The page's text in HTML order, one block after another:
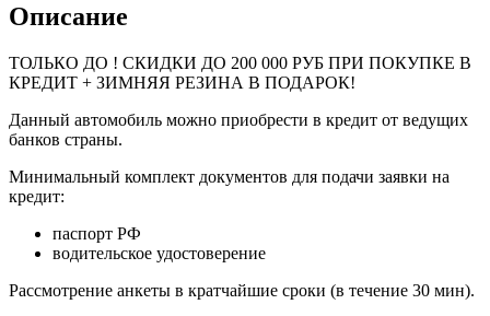
Описание
ТОЛЬКО ДО ! СКИДКИ ДО 200 000 РУБ ПРИ ПОКУПКЕ В
КРЕДИТ + ЗИМНЯЯ РЕЗИНА В ПОДАРОК!
Данный автомобиль можно приобрести в кредит от ведущих
банков страны.
Минимальный комплект документов для подачи заявки на
кредит:
паспорт РФ
водительское удостоверение
Рассмотрение анкеты в кратчайшие сроки (в течение 30 мин).